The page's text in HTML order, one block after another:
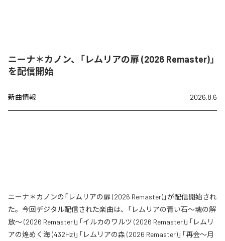
ニーナ＊カノン、「レムリアの扉 (2026 Remaster)」
を配信開始
新曲情報 2026.8.6
ニーナ＊カノンの「レムリアの扉 (2026 Remaster)」が配信開始され
た。今回デジタル配信された楽曲は、「レムリアの青い石〜魂の解
放〜 (2026 Remaster)」「イルカのワルツ (2026 Remaster)」「レムリ
アの煌めく海 (432Hz)」「レムリアの森 (2026 Remaster)」「再会〜月